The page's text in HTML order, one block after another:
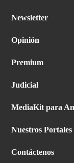
Newsletter
Opinión
Premium
Judicial
MediaKit para
Nuestros Portales
Contáctenos